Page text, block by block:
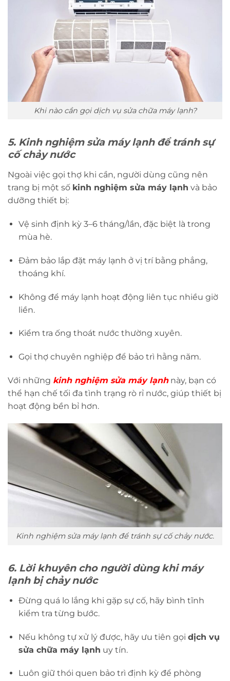
Khi nào cần gọi dịch vụ sửa chữa máy lạnh?
5. Kinh nghiệm sửa máy lạnh để tránh sự
cố chảy nước
Ngoài việc gọi thợ khi cần, người dùng cũng nên
trang bị một số kinh nghiệm sửa máy lạnh và bảo
dưỡng thiết bị:
Vệ sinh định kỳ 3–6 tháng/lần, đặc biệt là trong
mùa hè.
Đảm bảo lắp đặt máy lạnh ở vị trí bằng phẳng,
thoáng khí.
Không để máy lạnh hoạt động liên tục nhiều giờ
liền.
Kiểm tra ống thoát nước thường xuyên.
Gọi thợ chuyên nghiệp để bảo trì hằng năm.
Với những kinh nghiệm sửa máy lạnhnày, bạn có
thể hạn chế tối đa tình trạng rò rỉ nước, giúp thiết bị
hoạt động bền bỉ hơn.
Kinh nghiệm sửa máy lạnh để tránh sự cố chảy nước.
6. Lời khuyên cho người dùng khi máy
lạnh bị chảy nước
Đừng quá lo lắng khi gặp sự cố, hãy bình tĩnh
kiểm tra từng bước.
Nếu không tự xử lý được, hãy ưu tiên gọi dịch vụ
sửa chữa máy lạnh uy tín.
Luôn giữ thói quen bảo trì định kỳ để phòng